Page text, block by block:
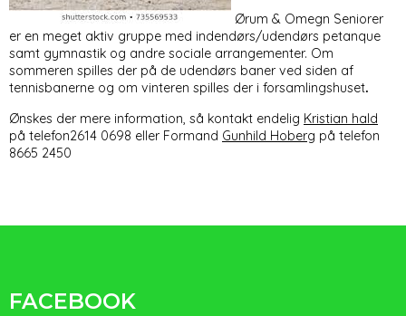
Ørum & Omegn Seniorer
er en meget aktiv gruppe med indendørs/udendørs petanque
samt gymnastik og andre sociale arrangementer. Om
sommeren spilles der på de udendørs baner ved siden af
tennisbanerne og om vinteren spilles der i forsamlingshuset.
Ønskes der mere information, så kontakt endelig Kristian hald
på telefon2614 0698 eller Formand Gunhild Hoberg på telefon
8665 2450
FACEBOOK